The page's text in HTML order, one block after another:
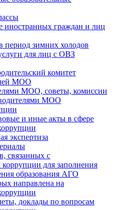
иностранных граждан и лиц
период зимних холодов
для лиц с ОВЗ
комитет
МОО
МОО, советы, комиссии
МОО
и иные акты в сфере
экспертиза
связанных с
для заполнения
образования АГО
направлена на
доклады по вопросам